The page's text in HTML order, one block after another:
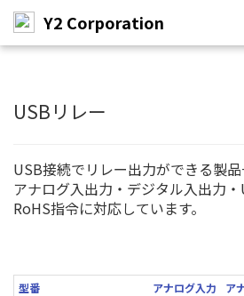
メ
Y2 Corporation
USBリレー
USB接続でリレー出力ができる製品
アナログ入出力・デジタル入出力
RoHS指令に対応しています。
型番 アナログ入力 ア